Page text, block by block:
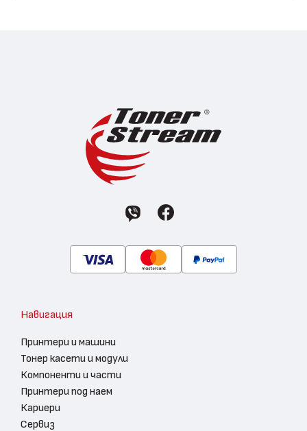
Навигация
Принтери и машини
Тонер касети и модули
Компоненти и части
Принтери под наем
Кариери
Сервиз